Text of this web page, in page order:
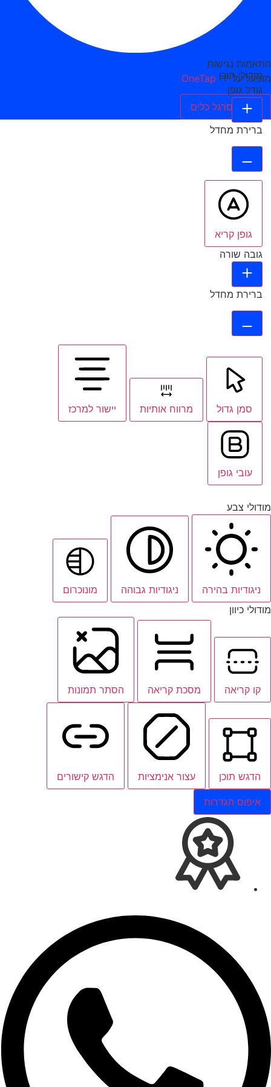
התאמות נגישות
מופעל על ידי OneTap
הסתר סרגל כלים
מודולי תוכן
גודל גופן
ברירת מחדל
גופן קריא
גובה שורה
ברירת מחדל
סמן גדול מרווח אותיות יישור למרכז
עובי גופן
מודולי צבע
ניגודיות בהירה ניגודיות גבוהה
מונוכרום
מודולי כיוון
קו קריאה מסכת קריאה הסתר תמונות
הדגש תוכן עצור אנימציות הדגש קישורים
איפוס הגדרות